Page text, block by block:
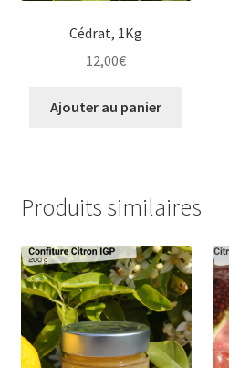
Cédrat, 1Kg
12,00€
Ajouter au panier
Produits similaires